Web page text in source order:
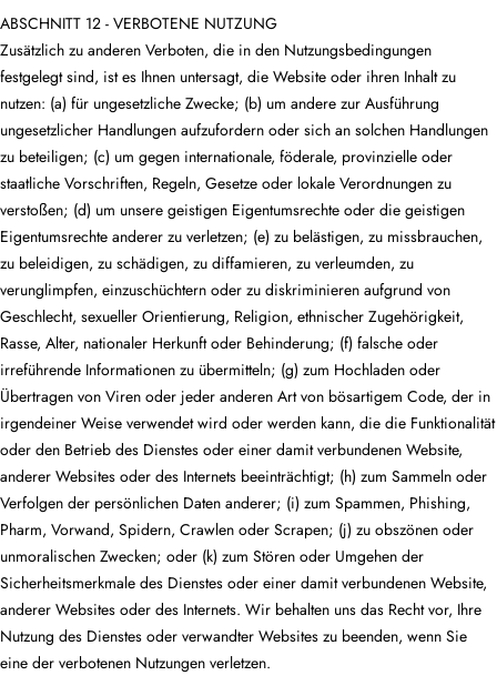
ABSCHNITT 12 - VERBOTENE NUTZUNG
Zusätzlich zu anderen Verboten, die in den Nutzungsbedingungen
festgelegt sind, ist es Ihnen untersagt, die Website oder ihren Inhalt zu
nutzen: (a) für ungesetzliche Zwecke; (b) um andere zur Ausführung
ungesetzlicher Handlungen aufzufordern oder sich an solchen Handlungen
zu beteiligen; (c) um gegen internationale, föderale, provinzielle oder
staatliche Vorschriften, Regeln, Gesetze oder lokale Verordnungen zu
verstoßen; (d) um unsere geistigen Eigentumsrechte oder die geistigen
Eigentumsrechte anderer zu verletzen; (e) zu belästigen, zu missbrauchen,
zu beleidigen, zu schädigen, zu diffamieren, zu verleumden, zu
verunglimpfen, einzuschüchtern oder zu diskriminieren aufgrund von
Geschlecht, sexueller Orientierung, Religion, ethnischer Zugehörigkeit,
Rasse, Alter, nationaler Herkunft oder Behinderung; (f) falsche oder
irreführende Informationen zu übermitteln; (g) zum Hochladen oder
Übertragen von Viren oder jeder anderen Art von bösartigem Code, der in
irgendeiner Weise verwendet wird oder werden kann, die die Funktionalität
oder den Betrieb des Dienstes oder einer damit verbundenen Website,
anderer Websites oder des Internets beeinträchtigt; (h) zum Sammeln oder
Verfolgen der persönlichen Daten anderer; (i) zum Spammen, Phishing,
Pharm, Vorwand, Spidern, Crawlen oder Scrapen; (j) zu obszönen oder
unmoralischen Zwecken; oder (k) zum Stören oder Umgehen der
Sicherheitsmerkmale des Dienstes oder einer damit verbundenen Website,
anderer Websites oder des Internets. Wir behalten uns das Recht vor, Ihre
Nutzung des Dienstes oder verwandter Websites zu beenden, wenn Sie
eine der verbotenen Nutzungen verletzen.